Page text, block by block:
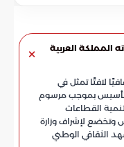
المملكة العربية
لافتًا تمثل في
بموجب مرسوم
القطاعات
وتخضع لإشراف وزارة
الثقافي الوطني